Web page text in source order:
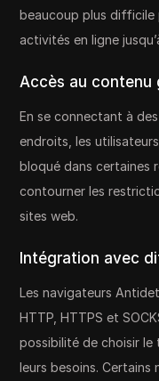
beaucoup plus difficile
activités en ligne
Accès au
En se connectant à
endroits, les
bloqué dans certaines
contourner les
sites web.
Intégration avec
Les navigateurs
HTTP, HTTPS et
possibilité de choisir le
leurs besoins. Certains